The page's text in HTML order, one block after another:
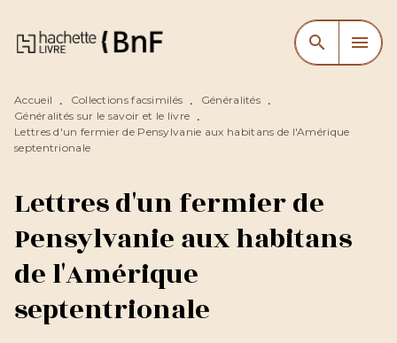
MENU RECHERCHE
CONTENU
search menu
Accueil • Collections facsimilés • Généralités •
Généralités sur le savoir et le livre •
Lettres d'un fermier de Pensylvanie aux habitans de l'Amérique
septentrionale
Lettres d'un fermier de
Pensylvanie aux habitans
de l'Amérique
septentrionale